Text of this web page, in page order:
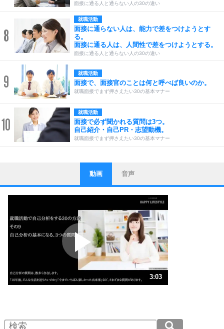
面接に通る人と通らない人の30の違い
8
就職活動
面接に通らない人は、能力で差をつけようとす
る。
面接に通る人は、人間性で差をつけようとする。
面接に通る人と通らない人の30の違い
9 就職活動
面接で、面接官のことは何と呼べば良いのか。
就職面接でまず押さえたい30の基本マナー
10
就職活動
面接で必ず聞かれる質問は3つ。
自己紹介・自己PR・志望動機。
就職面接でまず押さえたい30の基本マナー
1
ストレス対策
他人と比べない。
いっそのこと、他人を見ない。
いらいらしない人になる30の方法
プラス思考
ポジティブになれない原因は、行動しないから。
ポジティブ思考になる30の方法
ストレス対策
人生、なんとかなるもの。
気楽に生きる30の方法
4 器の大きい人は、怒りを優しさで表現する。
動画 音声
3:03
2.0倍速 （360KB 1分32秒）